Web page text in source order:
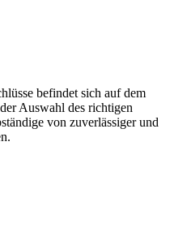
befindet sich auf dem
Auswahl des richtigen
von zuverlässiger und